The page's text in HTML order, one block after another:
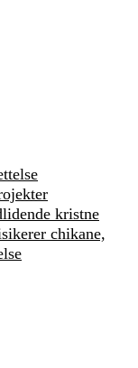
kristne
chikane,